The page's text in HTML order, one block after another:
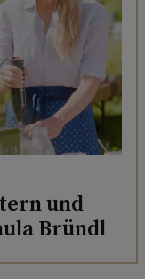
und
Bründl